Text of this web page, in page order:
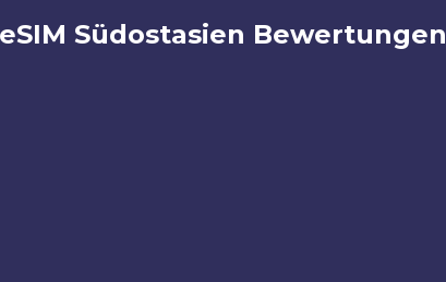
eSIM Südostasien Bewertungen